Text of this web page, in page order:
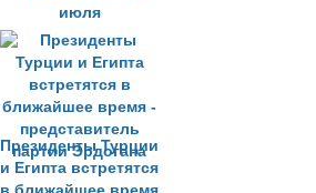
июля
Президенты Турции
и Египта встретятся